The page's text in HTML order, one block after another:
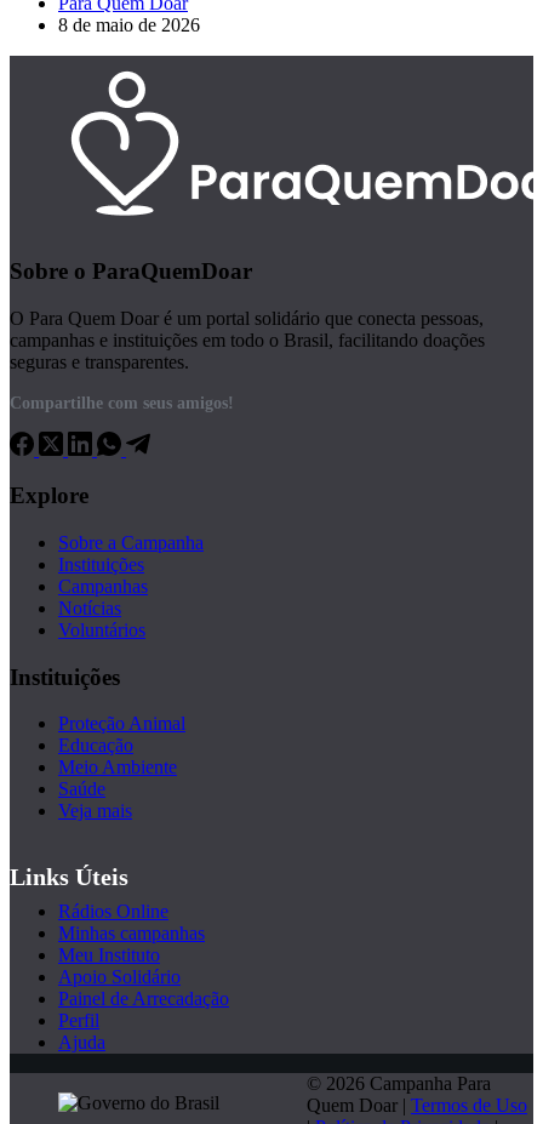
8 de maio de 2026
Sobre o ParaQuemDoar
O Para Quem Doar é um portal solidário que conecta pessoas,
campanhas e instituições em todo o Brasil, facilitando doações
seguras e transparentes.
Compartilhe com seus amigos!
Explore
Sobre a Campanha
Instituições
Campanhas
Notícias
Voluntários
Instituições
Proteção Animal
Educação
Meio Ambiente
Saúde
Veja mais
Links Úteis
Rádios Online
Minhas campanhas
Meu Instituto
Apoio Solidário
Painel de Arrecadação
Perfil
Ajuda
© 2026 Campanha Para
Quem Doar | Termos de Uso